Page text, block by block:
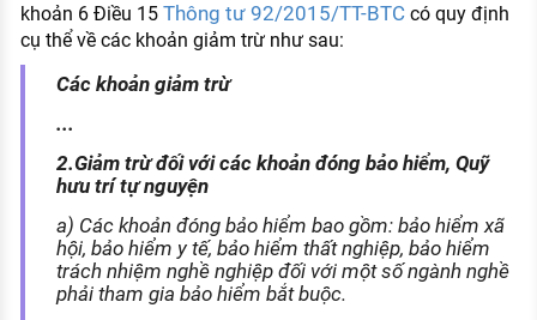
khoản 6 Điều 15 Thông tư 92/2015/TT-BTCcó quy định
cụ thể về các khoản giảm trừ như sau:
Các khoản giảm trừ
...
2.Giảm trừ đối với các khoản đóng bảo hiểm, Quỹ
hưu trí tự nguyện
a) Các khoản đóng bảo hiểm bao gồm: bảo hiểm xã
hội, bảo hiểm y tế, bảo hiểm thất nghiệp, bảo hiểm
trách nhiệm nghề nghiệp đối với một số ngành nghề
phải tham gia bảo hiểm bắt buộc.